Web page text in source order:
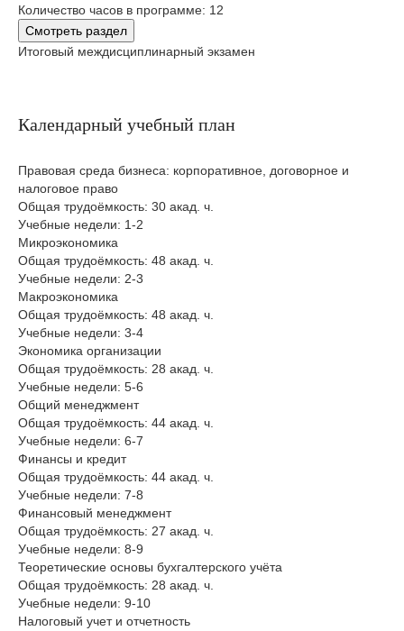
Количество часов в программе: 12
Смотреть раздел
Итоговый междисциплинарный экзамен
Календарный учебный план
Правовая среда бизнеса: корпоративное, договорное и
налоговое право
Общая трудоёмкость: 30 акад. ч.
Учебные недели: 1-2
Микроэкономика
Общая трудоёмкость: 48 акад. ч.
Учебные недели: 2-3
Макроэкономика
Общая трудоёмкость: 48 акад. ч.
Учебные недели: 3-4
Экономика организации
Общая трудоёмкость: 28 акад. ч.
Учебные недели: 5-6
Общий менеджмент
Общая трудоёмкость: 44 акад. ч.
Учебные недели: 6-7
Финансы и кредит
Общая трудоёмкость: 44 акад. ч.
Учебные недели: 7-8
Финансовый менеджмент
Общая трудоёмкость: 27 акад. ч.
Учебные недели: 8-9
Теоретические основы бухгалтерского учёта
Общая трудоёмкость: 28 акад. ч.
Учебные недели: 9-10
Налоговый учет и отчетность